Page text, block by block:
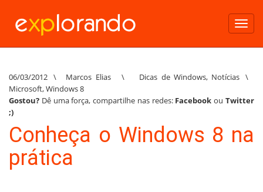
06/03/2012 \ Marcos Elias\ Dicas de Windows, Notícias \
Microsoft,Windows 8
Gostou? Dê uma força, compartilhe nas redes: Facebook ouTwitter
;)
Conheça o Windows 8 na
prática